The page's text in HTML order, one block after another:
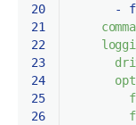
20
21
22
23
24
25
26
-